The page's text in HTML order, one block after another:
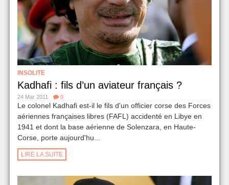
INSOLITE
Kadhafi : fils d’un aviateur français ?
24 Mar 2011 0
Le colonel Kadhafi est-il le fils d'un officier corse des Forces
aériennes françaises libres (FAFL) accidenté en Libye en
1941 et dont la base aérienne de Solenzara, en Haute-
Corse, porte aujourd'hu...
LIRE LA SUITE